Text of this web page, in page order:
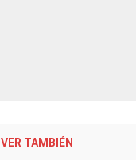
VER TAMBIÉN